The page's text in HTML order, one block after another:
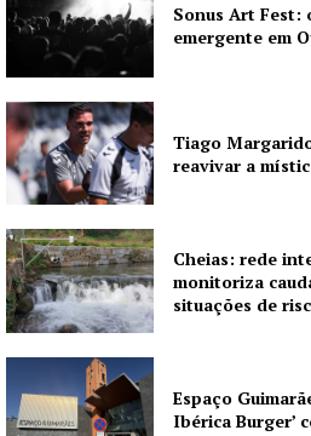
Artigos
Edição Digital
Europa
Grande Entrevista
Publicidade
Quero ser Assinante
Sonus Art Fest:
emergente em
Tiago
reavivar a
Cheias: rede
monitoriza
situações de
Espaço
Ibérica Burger’